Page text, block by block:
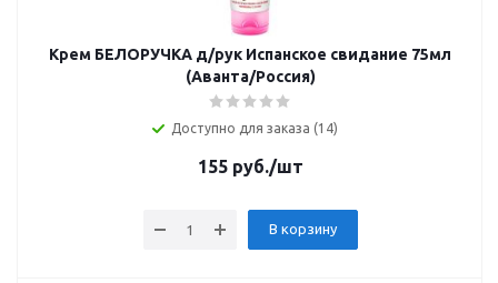
Крем БЕЛОРУЧКА д/рук Испанское свидание 75мл
(Аванта/Россия)
Доступно для заказа (14)
155руб./шт
В корзину